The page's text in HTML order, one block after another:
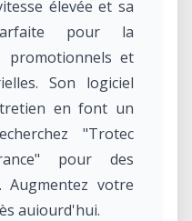
élevée et sa
pour la
promotionnels et
Son logiciel
en font un
"Trotec
pour des
Augmentez votre
aujourd'hui.